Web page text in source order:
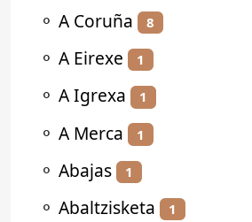
⚬ A Coruña 8
⚬ A Eirexe 1
⚬ A Igrexa 1
⚬ A Merca 1
⚬ Abajas 1
⚬ Abaltzisketa 1